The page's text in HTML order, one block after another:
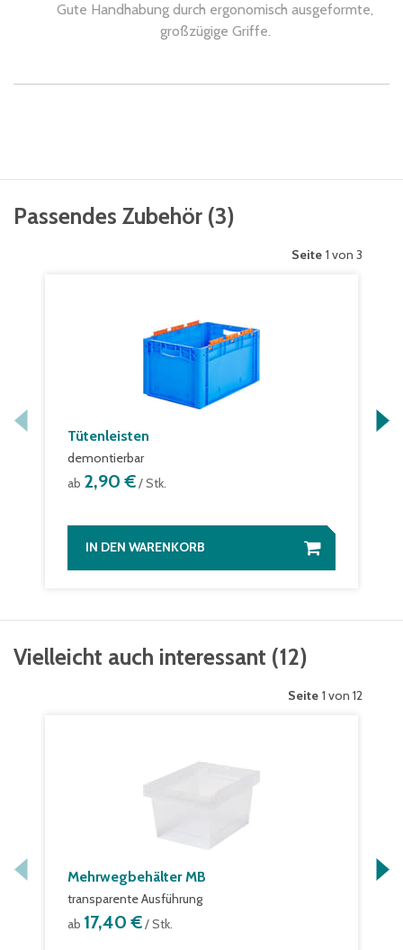
Gute Handhabung durch ergonomisch ausgeformte,
großzügige Griffe.
Passendes Zubehör (3)
Seite 1 von 3
Tütenleisten
demontierbar
ab 2,90 €/ Stk.
IN DEN WARENKORB
Vielleicht auch interessant (12)
Seite 1 von 12
Mehrwegbehälter MB
transparente Ausführung
ab 17,40 €/ Stk.